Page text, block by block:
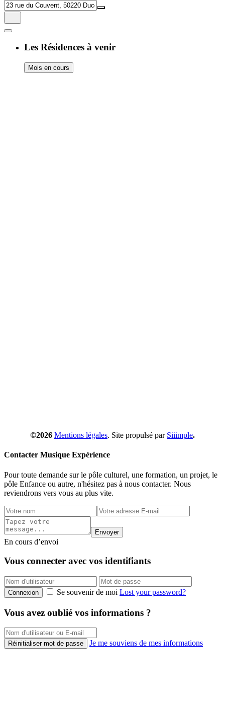
Les Résidences à venir
Mois en cours
©2026 Mentions légales. Site propulsé par Siiimple.
Contacter Musique Expérience
Pour toute demande sur le pôle culturel, une formation, un projet, le
pôle Enfance ou autre, n'hésitez pas à nous contacter. Nous
reviendrons vers vous au plus vite.
Envoyer
En cours d’envoi
Vous connecter avec vos identifiants
Connexion Se souvenir de moi Lost your password?
Vous avez oublié vos informations ?
Réinitialiser mot de passe Je me souviens de mes informations